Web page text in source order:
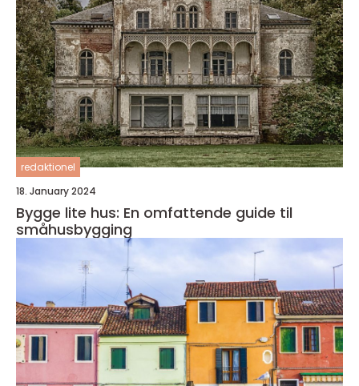
redaktionel
18. January 2024
Bygge lite hus: En omfattende guide til
småhusbygging